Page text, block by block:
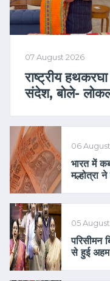
07 August 2026
राष्ट्रीय
संदेश, बोले-
06
भारत में
मल्होत्रा
05
परिसीमन
से हुई